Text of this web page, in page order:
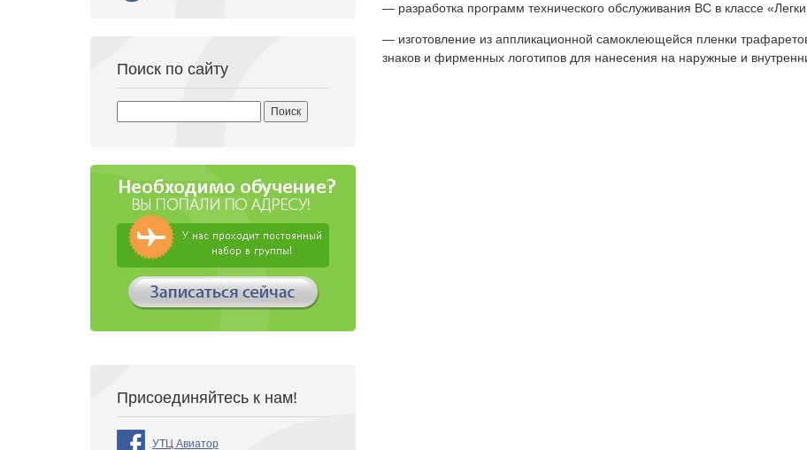
— разработка программ технического обслуживания ВС в классе
— изготовление из аппликационной самоклеющейся пленки
знаков и фирменных логотипов для нанесения на наружные и
Поиск по сайту
Присоединяйтесь к нам!
УТЦ Авиатор